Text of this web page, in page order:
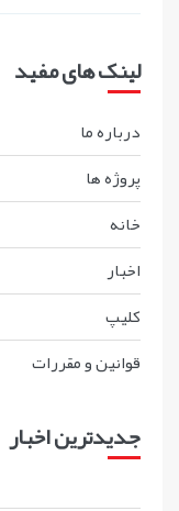
لینک های مفید
درباره ما
پروژه ها
خانه
اخبار
کليپ
قوانين و مقررات
جدیدترین اخبار